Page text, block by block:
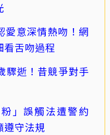
愛意深情熱吻！網
看舌吻過程
驟逝！昔競爭對手
」誤觸法遭警約
遵守法規